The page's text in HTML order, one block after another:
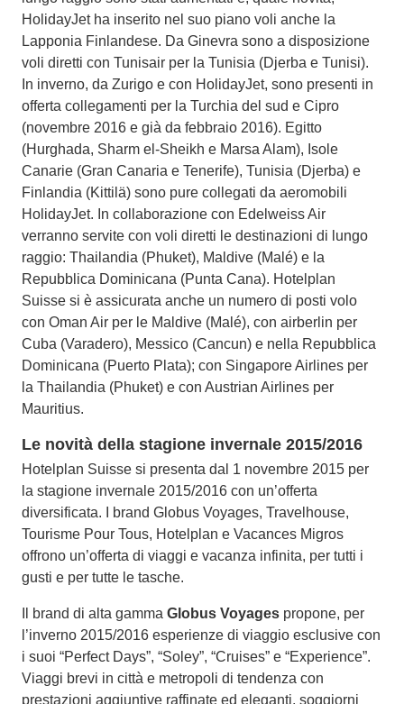
HolidayJet ha inserito nel suo piano voli anche la
Lapponia Finlandese. Da Ginevra sono a disposizione
voli diretti con Tunisair per la Tunisia (Djerba e Tunisi).
In inverno, da Zurigo e con HolidayJet, sono presenti in
offerta collegamenti per la Turchia del sud e Cipro
(novembre 2016 e già da febbraio 2016). Egitto
(Hurghada, Sharm el-Sheikh e Marsa Alam), Isole
Canarie (Gran Canaria e Tenerife), Tunisia (Djerba) e
Finlandia (Kittilä) sono pure collegati da aeromobili
HolidayJet. In collaborazione con Edelweiss Air
verranno servite con voli diretti le destinazioni di lungo
raggio: Thailandia (Phuket), Maldive (Malé) e la
Repubblica Dominicana (Punta Cana). Hotelplan
Suisse si è assicurata anche un numero di posti volo
con Oman Air per le Maldive (Malé), con airberlin per
Cuba (Varadero), Messico (Cancun) e nella Repubblica
Dominicana (Puerto Plata); con Singapore Airlines per
la Thailandia (Phuket) e con Austrian Airlines per
Mauritius.
Le novità della stagione invernale 2015/2016
Hotelplan Suisse si presenta dal 1 novembre 2015 per
la stagione invernale 2015/2016 con un’offerta
diversificata. I brand Globus Voyages, Travelhouse,
Tourisme Pour Tous, Hotelplan e Vacances Migros
offrono un’offerta di viaggi e vacanza infinita, per tutti i
gusti e per tutte le tasche.
Il brand di alta gamma Globus Voyages propone, per
l’inverno 2015/2016 esperienze di viaggio esclusive con
i suoi “Perfect Days”, “Soley”, “Cruises” e “Experience”.
Viaggi brevi in città e metropoli di tendenza con
prestazioni aggiuntive raffinate ed eleganti, soggiorni